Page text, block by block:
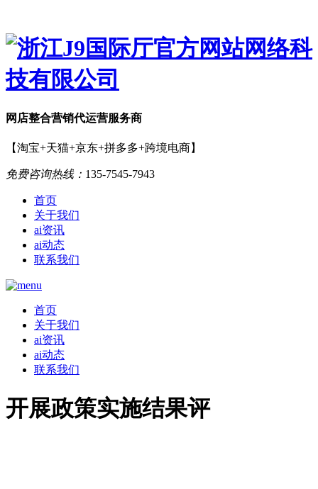
网店整合营销代运营服务商
【淘宝+天猫+京东+拼多多+跨境电商】
免费咨询热线： 135-7545-7943
首页
关于我们
ai资讯
ai动态
联系我们
首页
关于我们
ai资讯
ai动态
联系我们
开展政策实施结果评